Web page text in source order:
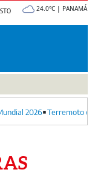
24.0°C | PANAMÁ
2026 Terremoto